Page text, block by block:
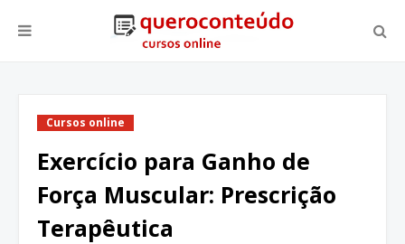
Cursos online
Exercício para Ganho de
Força Muscular: Prescrição
Terapêutica